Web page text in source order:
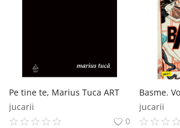
Pe tine te, Marius Tuca ART
jucarii
0
jucarii